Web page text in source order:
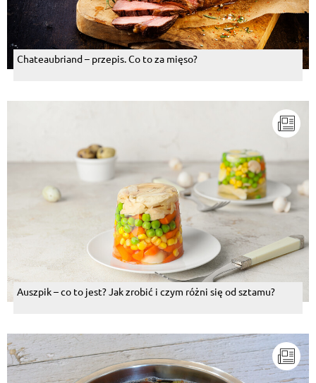
Chateaubriand – przepis. Co to za mięso?
Auszpik – co to jest? Jak zrobić i czym różni się od sztamu?